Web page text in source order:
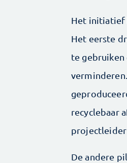
Het initiatief
Het eerste
te
recyclebaar
projectleider
De andere